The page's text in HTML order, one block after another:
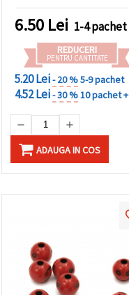
6.50 Lei 1-4 pachet
REDUCERI
PENTRU CANTITATE
5.20 Lei- 20 %5-9 pachet
4.52 Lei- 30 %10 pachet +
ADAUGA IN COS